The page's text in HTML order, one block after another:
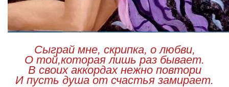
Сыграй мне, скрипка, о любви,
О той,которая лишь раз бывает.
В своих аккордах нежно повтори
И пусть душа от счастья замирает.